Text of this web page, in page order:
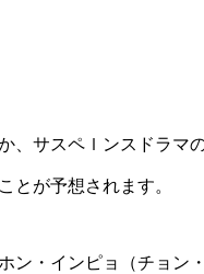
、サスペｌンスドラマ
とが予想されます。
ン・インピョ（チョン